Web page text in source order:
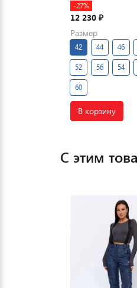
-27%
12 230 ₽
Размер
42 44 46
52 56 54
60
В корзину
С этим